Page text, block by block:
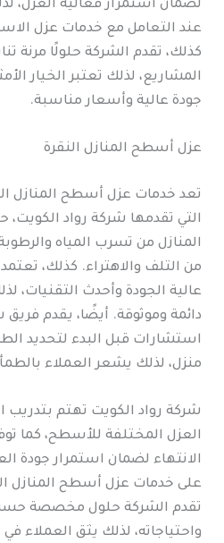
لضمان استمرار فعالية العزل،
عند التعامل مع خدمات عزل
كذلك، تقدم الشركة حلولًا مرنة
المشاريع، لذلك تعتبر الخيار
جودة عالية وأسعار مناسبة.
عزل أسطح المنازل النقرة
تعد خدمات عزل أسطح المنازل
التي تقدمها شركة رواد
المنازل من تسرب المياه
من التلف والاهتراء. كذلك،
عالية الجودة وأحدث التقنيات،
دائمة وموثوقة. أيضًا، يقدم فريق
استشارات قبل البدء لتحديد
منزل، لذلك يشعر العملاء
شركة رواد الكويت تهتم بتدريب
العزل المختلفة للأسطح، كما
الانتهاء لضمان استمرار جودة
على خدمات عزل أسطح المنازل
تقدم الشركة حلول مخصصة
واحتياجاته، لذلك يثق العملاء